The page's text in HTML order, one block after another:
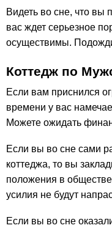
Видеть во сне, что вы
вас ждет серьезное
осуществимы.
Коттедж по
Если вам приснился
времени у вас
Можете ожидать
Если вы во сне сами
коттеджа, то вы
положения в
усилия не будут
Если вы во сне